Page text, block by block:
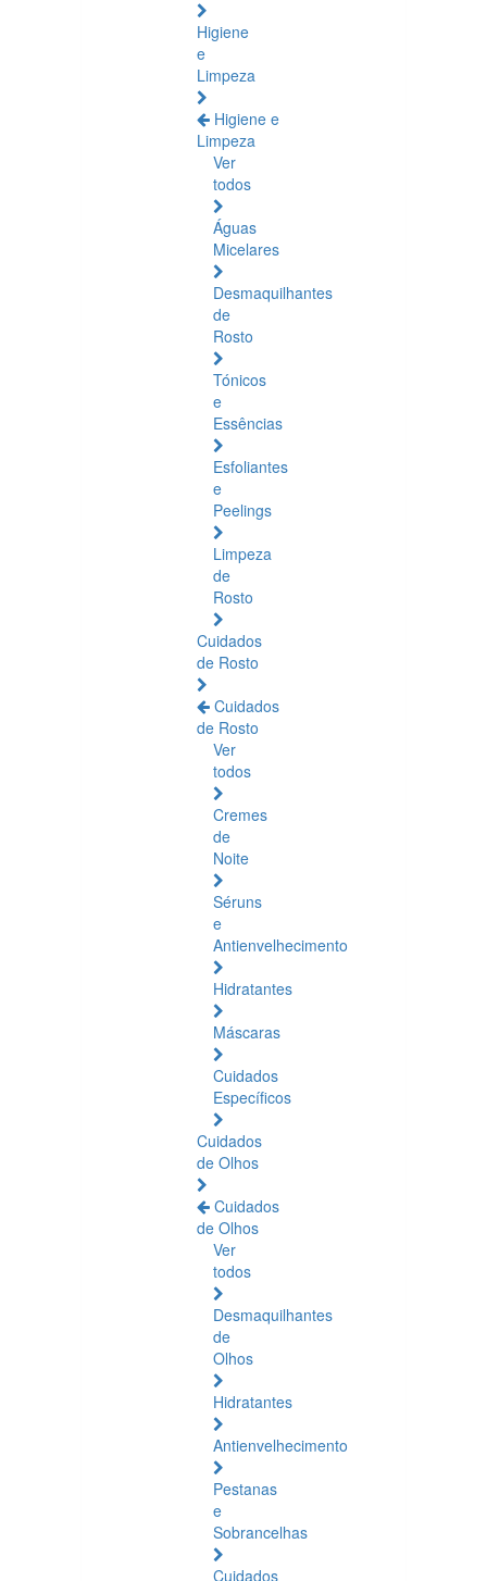
Higiene
e
Limpeza
Higiene e
Limpeza
Ver
todos
Águas
Micelares
Desmaquilhantes
de
Rosto
Tónicos
e
Essências
Esfoliantes
e
Peelings
Limpeza
de
Rosto
Cuidados
de Rosto
Cuidados
de Rosto
Ver
todos
Cremes
de
Noite
Séruns
e
Antienvelhecimento
Hidratantes
Máscaras
Cuidados
Específicos
Cuidados
de Olhos
Cuidados
de Olhos
Ver
todos
Desmaquilhantes
de
Olhos
Hidratantes
Antienvelhecimento
Pestanas
e
Sobrancelhas
Cuidados